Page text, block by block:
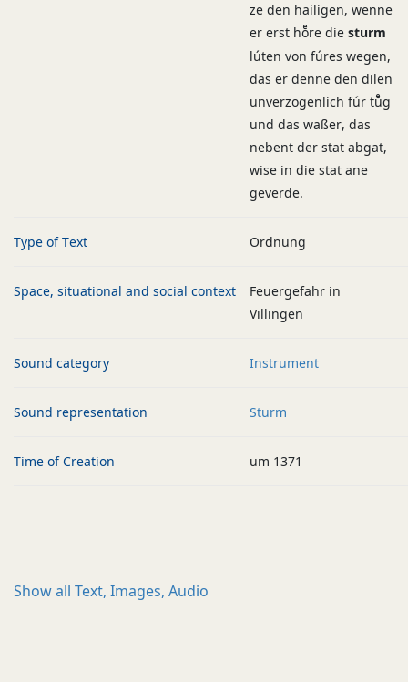
ze den hailigen, wenne
er erst hoͤre die sturm
lúten von fúres wegen,
das er denne den dilen
unverzogenlich fúr tuͤg
und das waßer, das
nebent der stat abgat,
wise in die stat ane
geverde.
Type of Text Ordnung
Space, situational and social context
Feuergefahr in
Villingen
Sound category Instrument
Sound representation Sturm
Time of Creation um 1371
Show all Text, Images, Audio